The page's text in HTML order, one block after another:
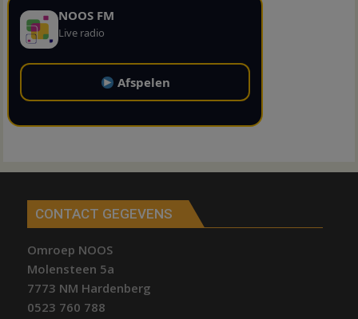
NOOS FM
Live radio
Afspelen
CONTACT GEGEVENS
Omroep NOOS
Molensteen 5a
7773 NM Hardenberg
0523 760 788